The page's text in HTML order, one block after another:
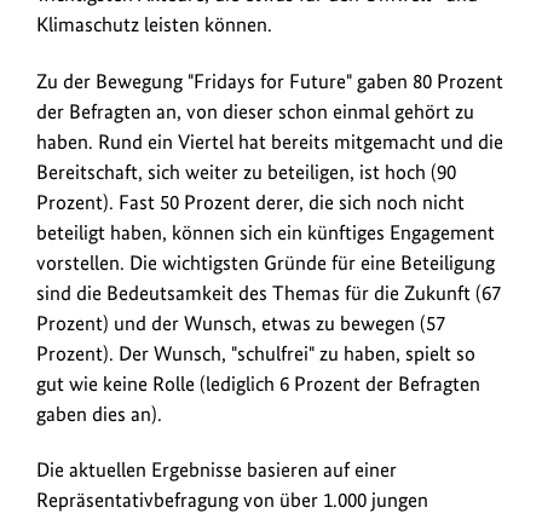
Klimaschutz leisten können.
Zu der Bewegung "Fridays for Future" gaben 80 Prozent
der Befragten an, von dieser schon einmal gehört zu
haben. Rund ein Viertel hat bereits mitgemacht und die
Bereitschaft, sich weiter zu beteiligen, ist hoch (90
Prozent). Fast 50 Prozent derer, die sich noch nicht
beteiligt haben, können sich ein künftiges Engagement
vorstellen. Die wichtigsten Gründe für eine Beteiligung
sind die Bedeutsamkeit des Themas für die Zukunft (67
Prozent) und der Wunsch, etwas zu bewegen (57
Prozent). Der Wunsch, "schulfrei" zu haben, spielt so
gut wie keine Rolle (lediglich 6 Prozent der Befragten
gaben dies an).
Die aktuellen Ergebnisse basieren auf einer
Repräsentativbefragung von über 1.000 jungen